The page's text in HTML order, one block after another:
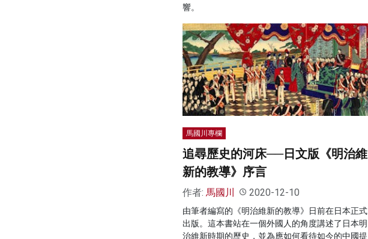
響。
馬國川專欄
追尋歷史的河床──日文版《明治維
新的教導》序言
作者: 馬國川 2020-12-10
由筆者編寫的《明治維新的教導》日前在日本正式
出版。這本書站在一個外國人的角度講述了日本明
治維新時期的歷史，並為應如何看待如今的中國提